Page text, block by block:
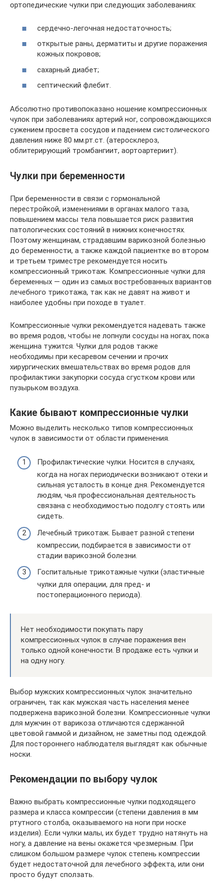
ортопедические чулки при следующих заболеваниях:
сердечно-легочная недостаточность;
открытые раны, дерматиты и другие поражения
кожных покровов;
сахарный диабет;
септический флебит.
Абсолютно противопоказано ношение компрессионных
чулок при заболеваниях артерий ног, сопровождающихся
сужением просвета сосудов и падением систолического
давления ниже 80 мм.рт.ст. (атеросклероз,
облитерирующий тромбангиит, аортоартериит).
Чулки при беременности
При беременности в связи с гормональной
перестройкой, изменениями в органах малого таза,
повышением массы тела повышается риск развития
патологических состояний в нижних конечностях.
Поэтому женщинам, страдавшим варикозной болезнью
до беременности, а также каждой пациентке во втором
и третьем триместре рекомендуется носить
компрессионный трикотаж. Компрессионные чулки для
беременных — один из самых востребованных вариантов
лечебного трикотажа, так как не давят на живот и
наиболее удобны при походе в туалет.
Компрессионные чулки рекомендуется надевать также
во время родов, чтобы не лопнули сосуды на ногах, пока
женщина тужится. Чулки для родов также
необходимы при кесаревом сечении и прочих
хирургических вмешательствах во время родов для
профилактики закупорки сосуда сгустком крови или
пузырьком воздуха.
Какие бывают компрессионные чулки
Можно выделить несколько типов компрессионных
чулок в зависимости от области применения.
Профилактические чулки. Носится в случаях,
когда на ногах периодически возникают отеки и
сильная усталость в конце дня. Рекомендуется
людям, чья профессиональная деятельность
связана с необходимостью подолгу стоять или
сидеть.
Лечебный трикотаж. Бывает разной степени
компрессии, подбирается в зависимости от
стадии варикозной болезни.
Госпитальные трикотажные чулки (эластичные
чулки для операции, для пред- и
постоперационного периода).
Нет необходимости покупать пару
компрессионных чулок в случае поражения вен
только одной конечности. В продаже есть чулки и
на одну ногу.
Выбор мужских компрессионных чулок значительно
ограничен, так как мужская часть населения менее
подвержена варикозной болезни. Компрессионные чулки
для мужчин от варикоза отличаются сдержанной
цветовой гаммой и дизайном, не заметны под одеждой.
Для постороннего наблюдателя выглядят как обычные
носки.
Рекомендации по выбору чулок
Важно выбрать компрессионные чулки подходящего
размера и класса компрессии (степени давления в мм
ртутного столба, оказываемого на ноги при носке
изделия). Если чулки малы, их будет трудно натянуть на
ногу, а давление на вены окажется чрезмерным. При
слишком большом размере чулок степень компрессии
будет недостаточной для лечебного эффекта, или они
просто будут сползать.